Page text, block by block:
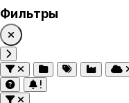
Фильтры